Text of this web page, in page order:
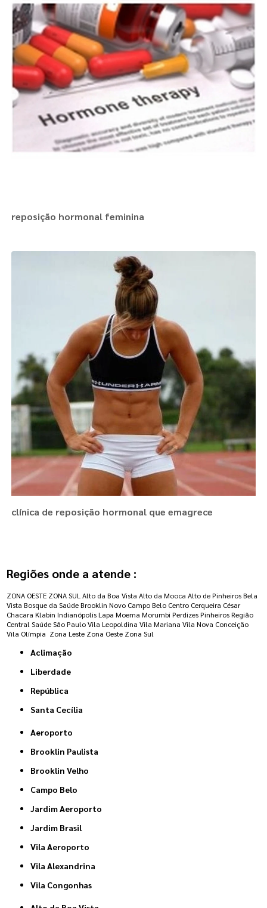
reposição hormonal feminina
clínica de reposição hormonal que emagrece
Regiões onde a atende :
ZONA OESTE ZONA SUL Alto da Boa Vista Alto da Mooca Alto de Pinheiros Bela
Vista Bosque da Saúde Brooklin Novo Campo Belo Centro Cerqueira César
Chacara Klabin Indianópolis Lapa Moema Morumbi Perdizes Pinheiros Região
Central Saúde São Paulo Vila Leopoldina Vila Mariana Vila Nova Conceição
Vila Olímpia Zona Leste Zona Oeste Zona Sul
Aclimação
Liberdade
República
Santa Cecília
Aeroporto
Brooklin Paulista
Brooklin Velho
Campo Belo
Jardim Aeroporto
Jardim Brasil
Vila Aeroporto
Vila Alexandrina
Vila Congonhas